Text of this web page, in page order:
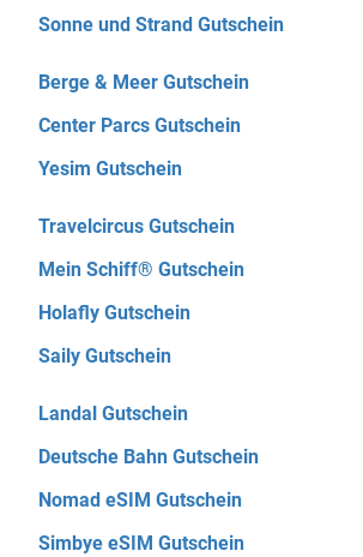
Sonne und Strand Gutschein
Berge & Meer Gutschein
Center Parcs Gutschein
Yesim Gutschein
Travelcircus Gutschein
Mein Schiff® Gutschein
Holafly Gutschein
Saily Gutschein
Landal Gutschein
Deutsche Bahn Gutschein
Nomad eSIM Gutschein
Simbye eSIM Gutschein